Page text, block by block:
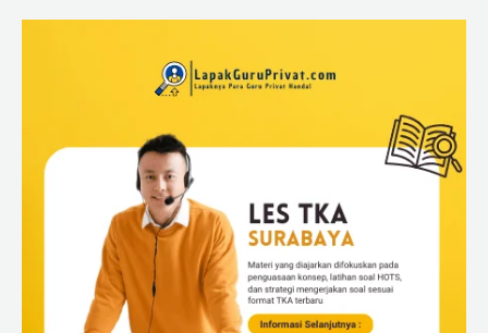
through
LapakGuruPrivat.com
Buka